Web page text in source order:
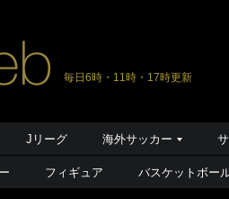
毎日6時・11時・17時更新
Jリーグ 海外サッカー
フィギュア バスケットボー